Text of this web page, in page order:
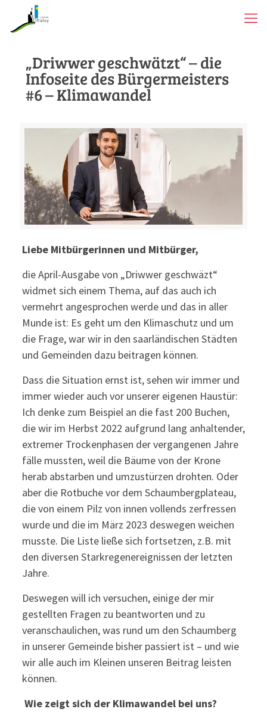
„Driwwer geschwätzt“ – die
Infoseite des Bürgermeisters
#6 – Klimawandel
Liebe Mitbürgerinnen und Mitbürger,
die April-Ausgabe von „Driwwer geschwäzt“
widmet sich einem Thema, auf das auch ich
vermehrt angesprochen werde und das in aller
Munde ist: Es geht um den Klimaschutz und um
die Frage, war wir in den saarländischen Städten
und Gemeinden dazu beitragen können.
Dass die Situation ernst ist, sehen wir immer und
immer wieder auch vor unserer eigenen Haustür:
Ich denke zum Beispiel an die fast 200 Buchen,
die wir im Herbst 2022 aufgrund lang anhaltender,
extremer Trockenphasen der vergangenen Jahre
fälle mussten, weil die Bäume von der Krone
herab abstarben und umzustürzen drohten. Oder
aber die Rotbuche vor dem Schaumbergplateau,
die von einem Pilz von innen vollends zerfressen
wurde und die im März 2023 deswegen weichen
musste. Die Liste ließe sich fortsetzen, z.B. mit
den diversen Starkregenereignissen der letzten
Jahre.
Deswegen will ich versuchen, einige der mir
gestellten Fragen zu beantworten und zu
veranschaulichen, was rund um den Schaumberg
in unserer Gemeinde bisher passiert ist – und wie
wir alle auch im Kleinen unseren Beitrag leisten
können.
Wie zeigt sich der Klimawandel bei uns?